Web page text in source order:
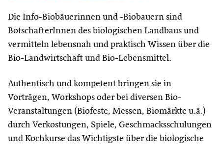
Die Info-Biobäuerinnen und -Biobauern sind
BotschafterInnen des biologischen Landbaus und
vermitteln lebensnah und praktisch Wissen über die
Bio-Landwirtschaft und Bio-Lebensmittel.
Authentisch und kompetent bringen sie in
Vorträgen, Workshops oder bei diversen Bio-
Veranstaltungen (Biofeste, Messen, Biomärkte u.ä.)
durch Verkostungen, Spiele, Geschmacksschulungen
und Kochkurse das Wichtigste über die biologische